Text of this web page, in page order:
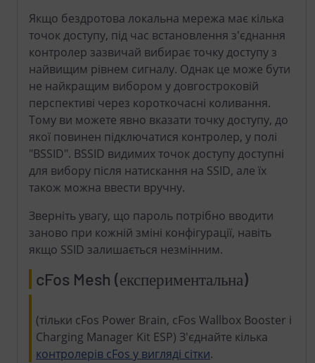
Якщо бездротова локальна мережа має кілька
точок доступу, під час встановлення з'єднання
контролер зазвичай вибирає точку доступу з
найвищим рівнем сигналу. Однак це може бути
не найкращим вибором у довгостроковій
перспективі через короткочасні коливання.
Тому ви можете явно вказати точку доступу, до
якої повинен підключатися контролер, у полі
"BSSID". BSSID видимих точок доступу доступні
для вибору після натискання на SSID, але їх
також можна ввести вручну.
Зверніть увагу, що пароль потрібно вводити
заново при кожній зміні конфігурації, навіть
якщо SSID залишається незмінним.
cFos Mesh (експериментальна)
(тільки cFos Power Brain, cFos Wallbox Booster і
Charging Manager Kit ESP) З'єднайте кілька
контролерів cFos у вигляді сітки.